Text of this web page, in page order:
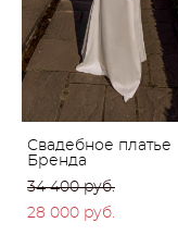
Свадебное платье
Бренда
34 400 pуб.
28 000 pуб.